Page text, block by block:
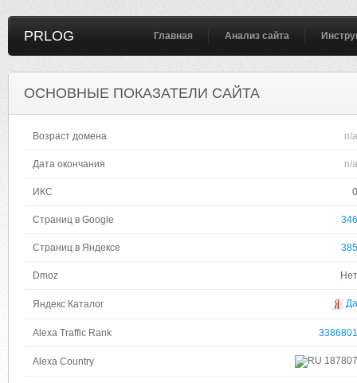
PRLOG Главная Анализ сайта
ОСНОВНЫЕ ПОКАЗАТЕЛИ САЙТА
Возраст домена n/a
Дата окончания n/a
ИКС 0
Страниц в Google 346
Страниц в Яндексе 385
Dmoz Нет
Яндекс Каталог Да
Alexa Traffic Rank 3386801
Alexa Country 187807